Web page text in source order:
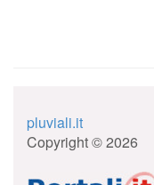
pluviali.it
Copyright © 2026